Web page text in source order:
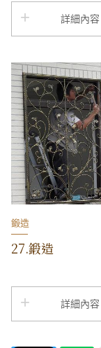
詳細內容
鍛造
27.鍛造
詳細內容